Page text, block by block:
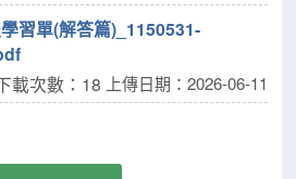
習單(解答篇)_1150531-
上傳日期：2026-06-11
載次數：18